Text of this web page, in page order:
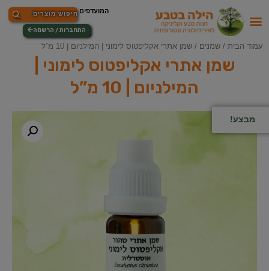
התחברות / הרשמה
עמוד הבית / שמנים / שמן אתרי אקליפטוס לימוני | המילניום | 10 מ”ל
שמן אתרי אקליפטוס לימוני |
המילניום | 10 מ”ל
מבצע!